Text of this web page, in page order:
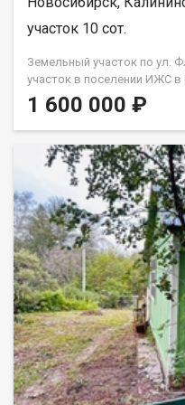
участок 10 сот.
Земельный участок по ул.
участок в поселении ИЖС в
Матросская, дом 28 с
Пашинский ( ориентир
площадь участка
строительства своего
природы и уютной
газовая труба в близости
начали
спокойном районе, вдали
вы сможете наслаждаться
пейзажами каждый день.
массив, который создает
защищает от ветра.
близости от остановки
обеспечивает удобную
города можно добраться
.Не упустите шанс стать
собственного уголка
Звоните прямо сейчас и
1 600 000 ₽